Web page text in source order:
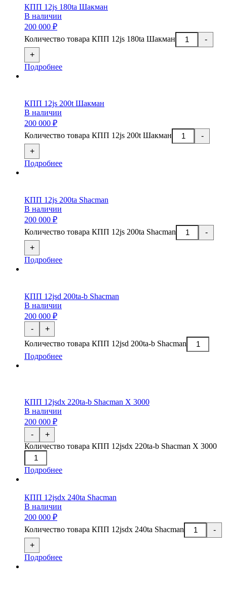
КПП 12js 180ta Шакман
В наличии
200 000 ₽
-
Количество товара КПП 12js 180ta Шакман
+
Подробнее
КПП 12js 200t Шакман
В наличии
200 000 ₽
-
Количество товара КПП 12js 200t Шакман
+
Подробнее
КПП 12js 200ta Shacman
В наличии
200 000 ₽
-
Количество товара КПП 12js 200ta Shacman
+
Подробнее
КПП 12jsd 200ta-b Shacman
В наличии
200 000 ₽
-
Количество товара КПП 12jsd 200ta-b Shacman
+
Подробнее
КПП 12jsdx 220ta-b Shacman X 3000
В наличии
200 000 ₽
-
Количество товара КПП 12jsdx 220ta-b Shacman X 3000
+
Подробнее
КПП 12jsdx 240ta Shacman
В наличии
200 000 ₽
-
Количество товара КПП 12jsdx 240ta Shacman
+
Подробнее